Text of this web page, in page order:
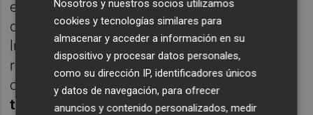
en vigor del estado de alarma. Así, mientras
que en la Comunitat la afluencia de gente en
lugares de ocio decrecía un 27 % con
respecto al valor usual, se registró, en
cambio,un alza del 40 % en farmacias y
tiendas de comestibles. La valenciana fue,
Nosotros y nuestros socios utilizamos
cookies y tecnologías similares para
almacenar y acceder a información en su
dispositivo y procesar datos personales,
como su dirección IP, identificadores únicos
y datos de navegación, para ofrecer
anuncios y contenido personalizados, medir